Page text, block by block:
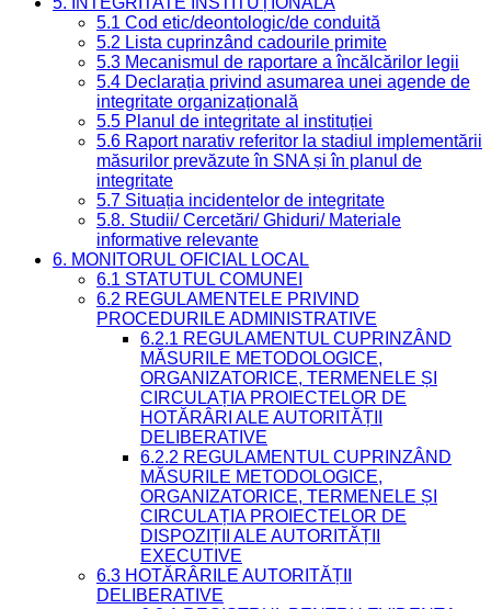
5.1 Cod etic/deontologic/de conduită
5.2 Lista cuprinzând cadourile primite
5.3 Mecanismul de raportare a încălcărilor legii
5.4 Declarația privind asumarea unei agende de
integritate organizațională
5.5 Planul de integritate al instituției
5.6 Raport narativ referitor la stadiul implementării
măsurilor prevăzute în SNA și în planul de
integritate
5.7 Situația incidentelor de integritate
5.8. Studii/ Cercetări/ Ghiduri/ Materiale
informative relevante
6. MONITORUL OFICIAL LOCAL
6.1 STATUTUL COMUNEI
6.2 REGULAMENTELE PRIVIND
PROCEDURILE ADMINISTRATIVE
6.2.1 REGULAMENTUL CUPRINZÂND
MĂSURILE METODOLOGICE,
ORGANIZATORICE, TERMENELE ȘI
CIRCULAȚIA PROIECTELOR DE
HOTĂRÂRI ALE AUTORITĂȚII
DELIBERATIVE
6.2.2 REGULAMENTUL CUPRINZÂND
MĂSURILE METODOLOGICE,
ORGANIZATORICE, TERMENELE ȘI
CIRCULAȚIA PROIECTELOR DE
DISPOZIȚII ALE AUTORITĂȚII
EXECUTIVE
6.3 HOTĂRÂRILE AUTORITĂȚII
DELIBERATIVE